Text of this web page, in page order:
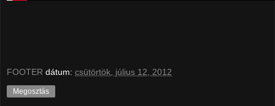
FOOTER dátum: csütörtök, július 12, 2012
Megosztás